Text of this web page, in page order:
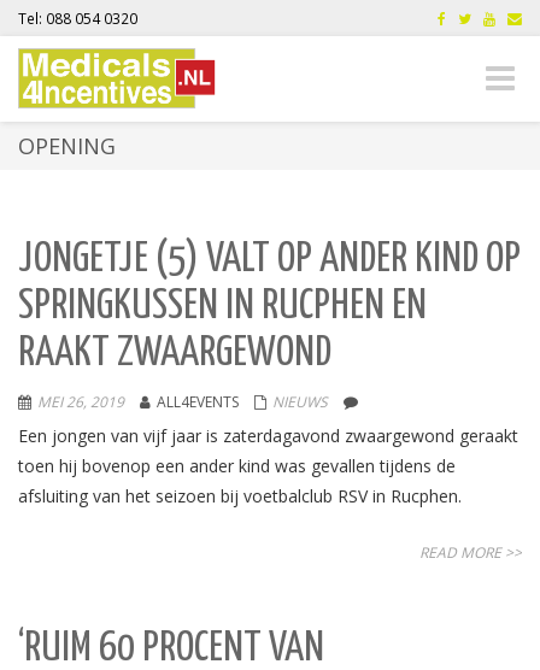
Tel: 088 054 0320
Toggle
OPENING
JONGETJE (5) VALT OP ANDER KIND OP
SPRINGKUSSEN IN RUCPHEN EN
RAAKT ZWAARGEWOND
MEI 26, 2019 ALL4EVENTS NIEUWS
Een jongen van vijf jaar is zaterdagavond zwaargewond geraakt
toen hij bovenop een ander kind was gevallen tijdens de
afsluiting van het seizoen bij voetbalclub RSV in Rucphen.
READ MORE >>
‘RUIM 60 PROCENT VAN